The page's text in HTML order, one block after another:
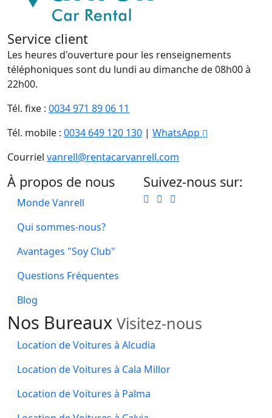
Service client
Les heures d'ouverture pour les renseignements
téléphoniques sont du lundi au dimanche de 08h00 à
22h00.
Tél. fixe : 0034 971 89 06 11
Tél. mobile : 0034 649 120 130 | WhatsApp
Courriel vanrell@rentacarvanrell.com
À propos de nous
Monde Vanrell
Qui sommes-nous?
Avantages "Soy Club"
Questions Fréquentes
Blog
Suivez-nous sur:
Nos Bureaux Visitez-nous
Location de Voitures à Alcudia
Location de Voitures à Cala Millor
Location de Voitures à Palma